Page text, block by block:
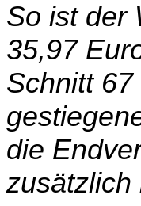
So ist der
35,97
Schnitt
die
zusätzlich